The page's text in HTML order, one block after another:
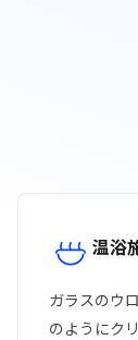
温浴
ガラスのウ
のようにク